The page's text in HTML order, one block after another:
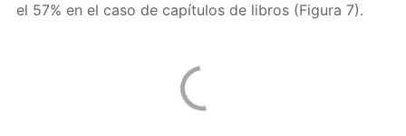
el 57% en el caso de capítulos de libros (Figura 7).